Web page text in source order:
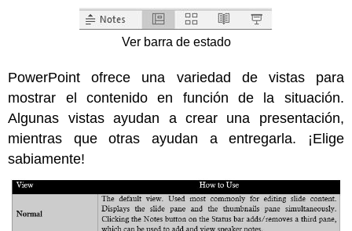
Ver barra de estado
PowerPoint ofrece una variedad de vistas para
mostrar el contenido en función de la situación.
Algunas vistas ayudan a crear una presentación,
mientras que otras ayudan a entregarla. ¡Elige
sabiamente!